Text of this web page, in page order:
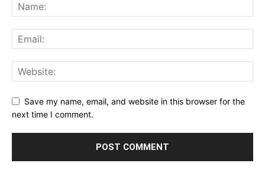
Save my name, email, and website in this browser for the
next time I comment.